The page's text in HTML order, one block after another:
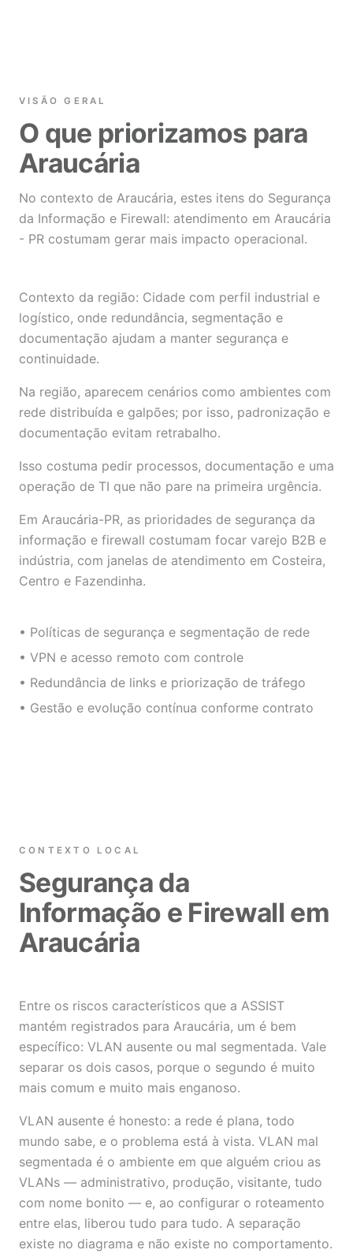
VISÃO GERAL
O que priorizamos para
Araucária
No contexto de Araucária, estes itens do Segurança
da Informação e Firewall: atendimento em Araucária
- PR costumam gerar mais impacto operacional.
Contexto da região: Cidade com perfil industrial e
logístico, onde redundância, segmentação e
documentação ajudam a manter segurança e
continuidade.
Na região, aparecem cenários como ambientes com
rede distribuída e galpões; por isso, padronização e
documentação evitam retrabalho.
Isso costuma pedir processos, documentação e uma
operação de TI que não pare na primeira urgência.
Em Araucária-PR, as prioridades de segurança da
informação e firewall costumam focar varejo B2B e
indústria, com janelas de atendimento em Costeira,
Centro e Fazendinha.
• Políticas de segurança e segmentação de rede
• VPN e acesso remoto com controle
• Redundância de links e priorização de tráfego
• Gestão e evolução contínua conforme contrato
CONTEXTO LOCAL
Segurança da
Informação e Firewall em
Araucária
Entre os riscos característicos que a ASSIST
mantém registrados para Araucária, um é bem
específico: VLAN ausente ou mal segmentada. Vale
separar os dois casos, porque o segundo é muito
mais comum e muito mais enganoso.
VLAN ausente é honesto: a rede é plana, todo
mundo sabe, e o problema está à vista. VLAN mal
segmentada é o ambiente em que alguém criou as
VLANs — administrativo, produção, visitante, tudo
com nome bonito — e, ao configurar o roteamento
entre elas, liberou tudo para tudo. A separação
existe no diagrama e não existe no comportamento.